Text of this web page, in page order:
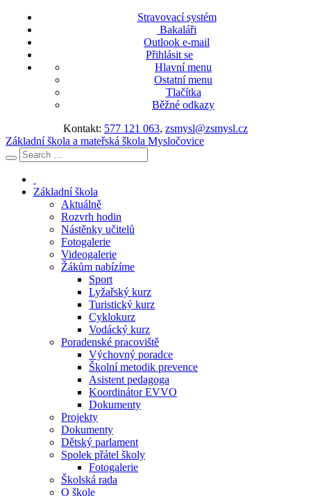
Stravovací systém
Bakaláři
Outlook e-mail
Přihlásit se
Hlavní menu
Ostatní menu
Tlačítka
Běžné odkazy
Kontakt: 577 121 063, zsmysl@zsmysl.cz
Základní škola a mateřská škola Mysločovice
Základní škola
Aktuálně
Rozvrh hodin
Nástěnky učitelů
Fotogalerie
Videogalerie
Žákům nabízíme
Sport
Lyžařský kurz
Turistický kurz
Cyklokurz
Vodácký kurz
Poradenské pracoviště
Výchovný poradce
Školní metodik prevence
Asistent pedagoga
Koordinátor EVVO
Dokumenty
Projekty
Dokumenty
Dětský parlament
Spolek přátel školy
Fotogalerie
Školská rada
O škole